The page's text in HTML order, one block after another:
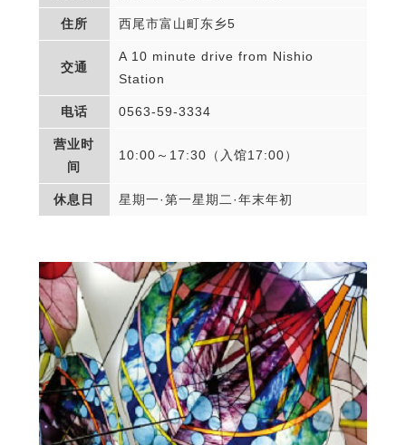
住所 西尾市富山町东乡5
交通
A 10 minute drive from Nishio
Station
电话 0563-59-3334
营业时
间
10:00～17:30（入馆17:00）
休息日 星期一·第一星期二·年末年初